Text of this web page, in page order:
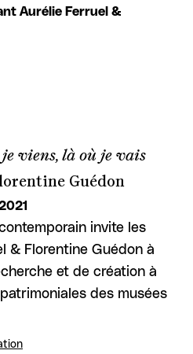
Aurélie Ferruel &
je viens, là où je vais
Guédon
invite les
& Florentine Guédon à
et de création à
des musées